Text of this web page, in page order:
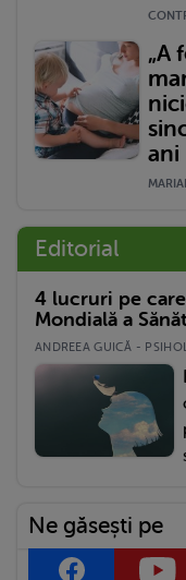
„A
ani
Editorial
4 lucruri pe
Mondială a
ANDREEA GUICĂ -
Ne găsești pe